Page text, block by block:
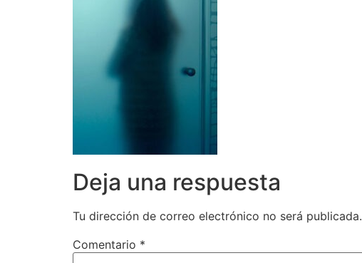
Deja una respuesta
Tu dirección de correo electrónico no será publicada.
Comentario *